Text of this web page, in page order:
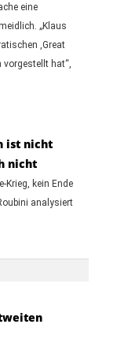
eine
„Klaus
,Great
vorgestellt hat“,
ist nicht
nicht
kein Ende
analysiert